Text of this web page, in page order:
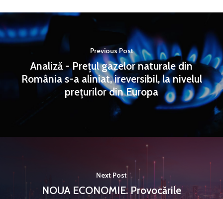
Previous Post
Analiză - Prețul gazelor naturale din
România s-a aliniat, ireversibil, la nivelul
prețurilor din Europa
Next Post
NOUA ECONOMIE. Provocările